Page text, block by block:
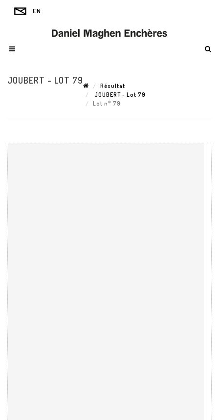
JOUBERT - LOT 79
Résultat
JOUBERT - Lot 79
Lot n° 79